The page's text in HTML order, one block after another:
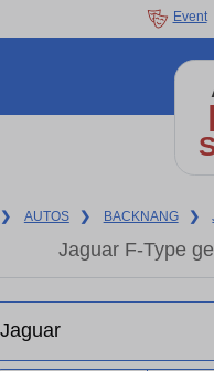
Event
❯ AUTOS ❯ BACKNANG ❯
Jaguar F-Type